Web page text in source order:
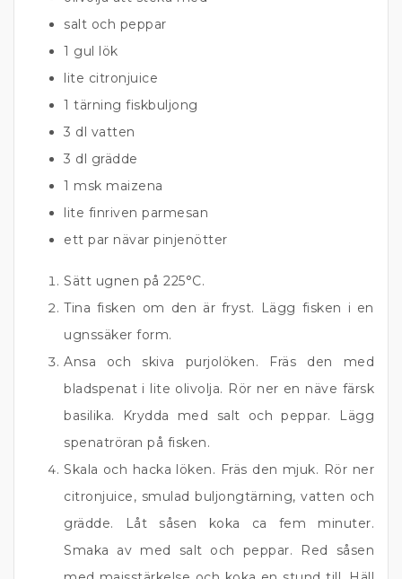
salt och peppar
1 gul lök
lite citronjuice
1 tärning fiskbuljong
3 dl vatten
3 dl grädde
1 msk maizena
lite finriven parmesan
ett par nävar pinjenötter
Sätt ugnen på 225°C.
Tina fisken om den är fryst. Lägg fisken i en
ugnssäker form.
Ansa och skiva purjolöken. Fräs den med
bladspenat i lite olivolja. Rör ner en näve färsk
basilika. Krydda med salt och peppar. Lägg
spenatröran på fisken.
Skala och hacka löken. Fräs den mjuk. Rör ner
citronjuice, smulad buljongtärning, vatten och
grädde. Låt såsen koka ca fem minuter.
Smaka av med salt och peppar. Red såsen